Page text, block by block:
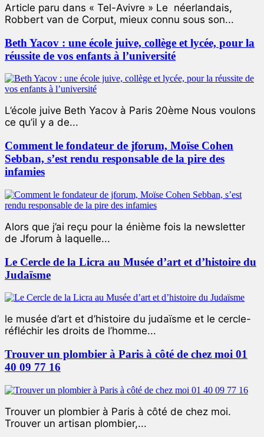
Article paru dans « Tel-Avivre » Le néerlandais,
Robbert van de Corput, mieux connu sous son...
Beth Yacov : une école juive, collège et lycée, pour la
réussite de vos enfants à l’université
L’école juive Beth Yacov à Paris 20ème Nous voulons
ce qu’il y a de...
Comment le fondateur de jforum, Moïse Cohen
Sebban, s’est rendu responsable de la pire des
infamies
Alors que j’ai reçu pour la énième fois la newsletter
de Jforum à laquelle...
Le Cercle de la Licra au Musée d’art et d’histoire du
Judaïsme
le musée d’art et d’histoire du judaïsme et le cercle-
réfléchir les droits de l’homme...
Trouver un plombier à Paris à côté de chez moi 01
40 09 77 16
Trouver un plombier à Paris à côté de chez moi.
Trouver un artisan plombier,...